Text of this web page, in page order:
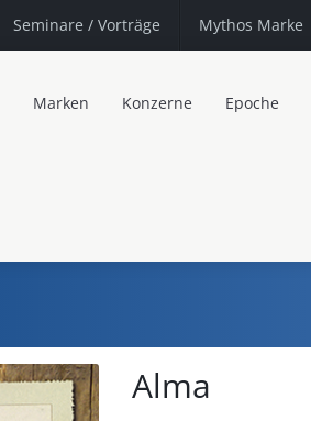
Seminare / Vorträge Mythos Marke
Marken Konzerne Epoche
Alma